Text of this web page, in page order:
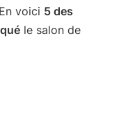
voici 5 des
le salon de